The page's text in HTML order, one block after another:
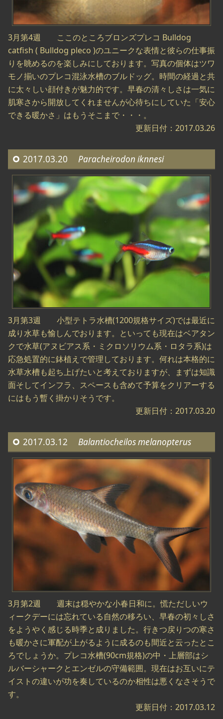
3月第4週 ここのところブロンズプレコ Bulldog
catfish ( Bulldog pleco )のユニークな表情と彼らの仕事振
りを眺めるのを楽しみにしております。写真の個体はツワ
モノ揃いのプレコ混泳水槽のブルドッグ。時間の経過と共
に太々しい顔付きが魅力的です。早春の清々しさは一気に
肌寒さから開放してくれませんが心待ちにしていた「安心
できる暖かさ」はもうそこまで・・・。
更新日付：2017.03.26
2017.03.20 Paracheirodon iknnesi
3月第3週 小型テトラ水槽(1200規格サイズ)では最近に
成り水草も愉しんでおります。といっても現在はベアタン
クで水草(アヌビアス系・ミクロソリウム系・ロタラ系)は
応急処置的に鉢植えで管理しております。何れは本格的に
水草水槽も起ち上げたいと考えておりますが、まずは知識
面そしてインフラ、スペースも含めて予算をクリアーする
にはもう暫く掛かりそうです。
更新日付：2017.03.20
2017.03.12 Balantiocheilos melanopterus
3月第2週 週末は穏やかな小春日和に。慌ただしいウ
ィークデーには忘れている自然の移ろい、早春の初々しさ
をようやく感じる時季と成りました。行きつ戻りつの寒さ
も暖かさに軍配が上がるように成るのも間近と云ったとこ
ろでしょうか。プレコ水槽(90cm規格)の中・上層部はシ
ルバーシャークとエンゼルの守備範囲。現在はお互いにテ
イストの違いが功を奏しているのか相性は悪くなさそうで
す。
更新日付：2017.03.12